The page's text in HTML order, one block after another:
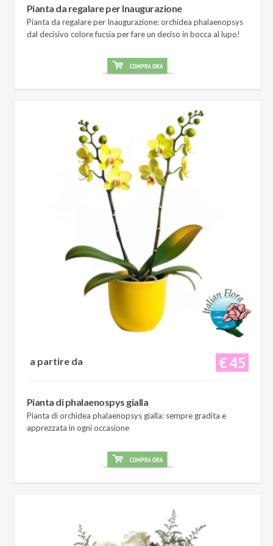
Pianta da regalare per Inaugurazione
Pianta da regalare per Inaugurazione: orchidea phalaenopsys
dal decisivo colore fucsia per fare un deciso in bocca al lupo!
€ 45
a partire da
Pianta di phalaenospys gialla
Pianta di orchidea phalaenopsys gialla: sempre gradita e
apprezzata in ogni occasione